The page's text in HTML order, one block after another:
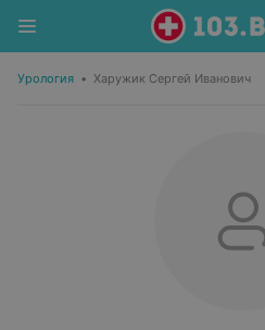
Урология • Харужик Сергей Иванович